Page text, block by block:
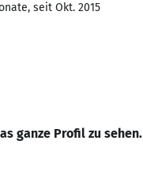
seit Okt. 2015
ganze Profil zu sehen.